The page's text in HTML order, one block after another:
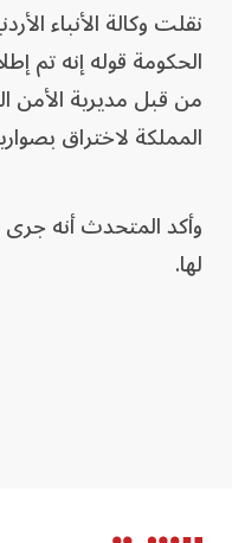
نقلت وكالة الأنباء
‌الحكومة قوله إنه تم
من قبل ⁠مديرية الأمن
المملكة ​لاختراق
وأكد المتحدث أنه
لها.